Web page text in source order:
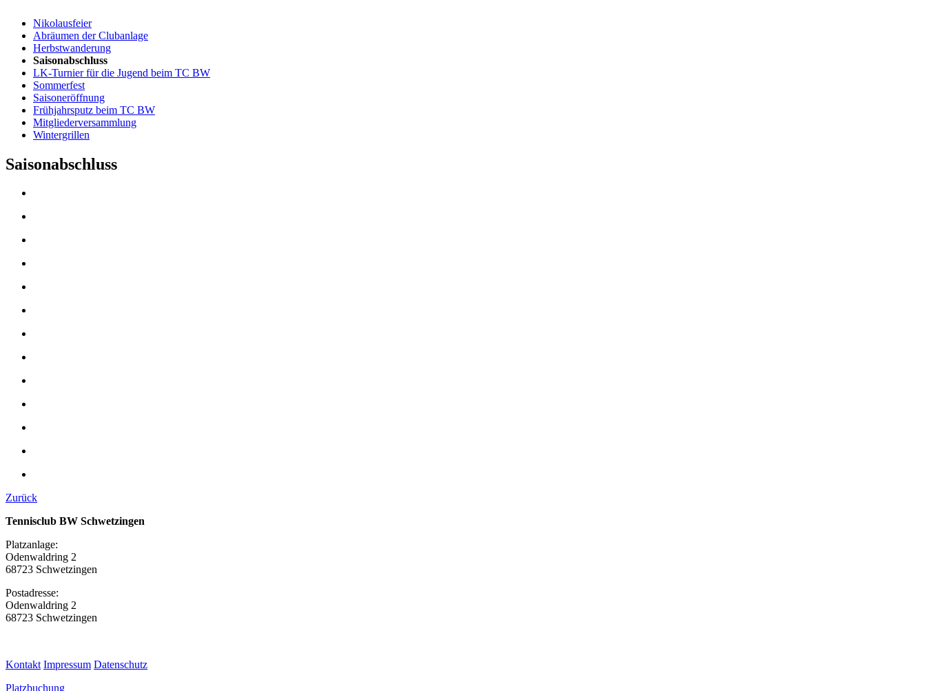
Nikolausfeier
Abräumen der Clubanlage
Herbstwanderung
Saisonabschluss
LK-Turnier für die Jugend beim TC BW
Sommerfest
Saisoneröffnung
Frühjahrsputz beim TC BW
Mitgliederversammlung
Wintergrillen
Saisonabschluss
Zurück
Tennisclub BW Schwetzingen
Platzanlage:
Odenwaldring 2
68723 Schwetzingen
Postadresse:
Odenwaldring 2
68723 Schwetzingen
Kontakt Impressum Datenschutz
Platzbuchung